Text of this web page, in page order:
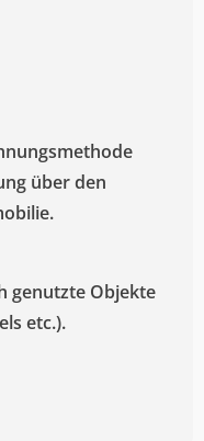
über den
genutzte Objekte
etc.).